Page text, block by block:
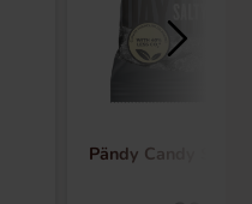
Pändy Candy Salty